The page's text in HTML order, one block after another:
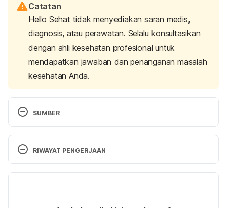
Catatan
Hello Sehat tidak menyediakan saran medis,
diagnosis, atau perawatan. Selalu konsultasikan
dengan ahli kesehatan profesional untuk
mendapatkan jawaban dan penanganan masalah
kesehatan Anda.
SUMBER
http://www.medicalnewstoday.com/articles/26310
5.php. Accessed October 20, 2016.
Accessed October 20, 2016.
RIWAYAT PENGERJAAN